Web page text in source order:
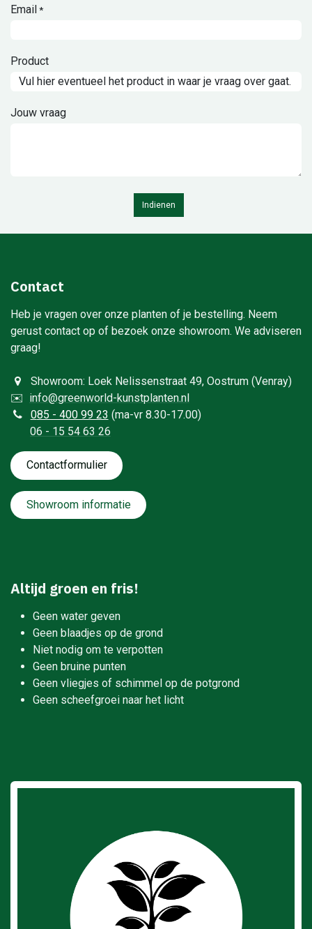
Email *
Product
Jouw vraag
Indienen
Contact
Heb je vragen over onze planten of je bestelling. Neem
gerust contact op of bezoek onze showroom. We adviseren
graag!
Showroom: Loek Nelissenstraat 49, Oostrum (Venray)
✉️ info@greenworld-kunstplanten.nl
085 - 400 99 23 (ma-vr 8.30-17.00)
06 - 15 54 63 26
Contactformulie​​​​​​​​r
Showroom informatie
Altijd groen en fris!
Geen water geven
Geen blaadjes op de grond
Niet nodig om te verpotten
Geen bruine punten
Geen vliegjes of schimmel op de potgrond
Geen scheefgroei naar het licht